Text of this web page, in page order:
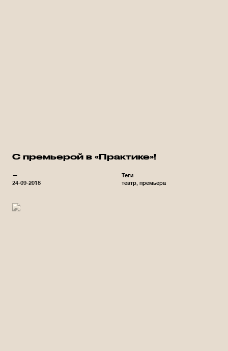
С премьерой в «Практике»!
—
24-09-2018
Теги
театр премьера